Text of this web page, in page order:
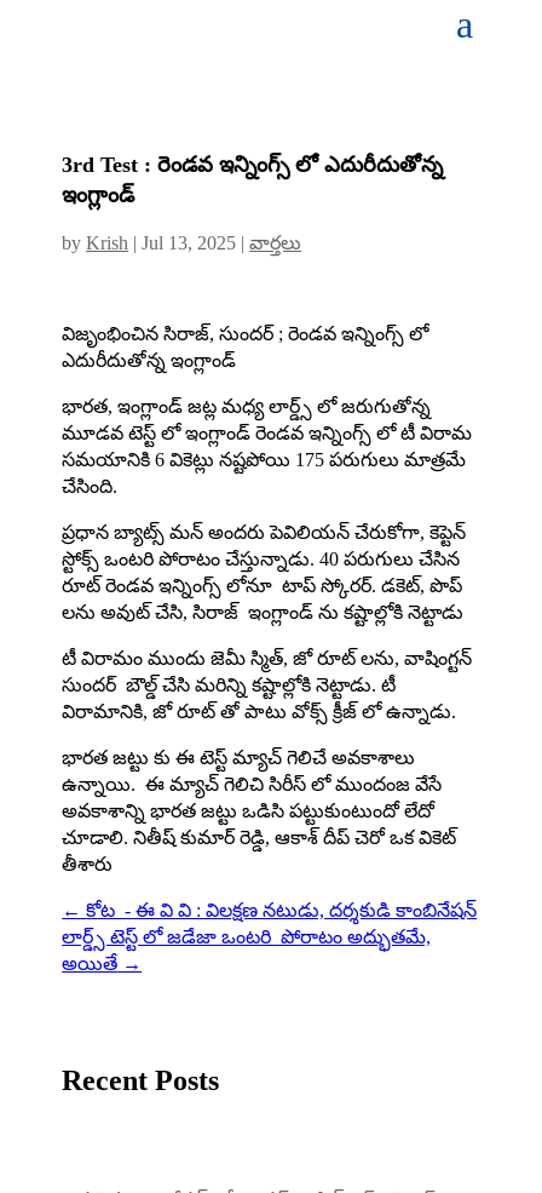
3rd Test : రెండవ ఇన్నింగ్స్ లో ఎదురీదుతోన్న
ఇంగ్లాండ్
byKrish |Jul 13, 2025 |వార్తలు
విజృంభించిన సిరాజ్, సుందర్ ; రెండవ ఇన్నింగ్స్ లో
ఎదురీదుతోన్న ఇంగ్లాండ్
భారత, ఇంగ్లాండ్ జట్ల మధ్య లార్డ్స్ లో జరుగుతోన్న
మూడవ టెస్ట్ లో ఇంగ్లాండ్ రెండవ ఇన్నింగ్స్ లో టీ విరామ
సమయానికి 6 వికెట్లు నష్టపోయి 175 పరుగులు మాత్రమే
చేసింది.
ప్రధాన బ్యాట్స్ మన్ అందరు పెవిలియన్ చేరుకోగా, కెప్టెన్
స్టోక్స్ ఒంటరి పోరాటం చేస్తున్నాడు. 40 పరుగులు చేసిన
రూట్ రెండవ ఇన్నింగ్స్ లోనూ టాప్ స్కోరర్. డకెట్, పొప్
లను అవుట్ చేసి, సిరాజ్ ఇంగ్లాండ్ ను కష్టాల్లోకి నెట్టాడు
టీ విరామం ముందు జెమీ స్మిత్, జో రూట్ లను, వాషింగ్టన్
సుందర్ బౌల్డ్ చేసి మరిన్ని కష్టాల్లోకి నెట్టాడు. టీ
విరామానికి, జో రూట్ తో పాటు వోక్స్ క్రీజ్ లో ఉన్నాడు.
భారత జట్టు కు ఈ టెస్ట్ మ్యాచ్ గెలిచే అవకాశాలు
ఉన్నాయి. ఈ మ్యాచ్ గెలిచి సిరీస్ లో ముందంజ వేసే
అవకాశాన్ని భారత జట్టు ఒడిసి పట్టుకుంటుందో లేదో
చూడాలి. నితీష్ కుమార్ రెడ్డి, ఆకాశ్ దీప్ చెరో ఒక వికెట్
తీశారు
←కోట - ఈ వి వి : విలక్షణ నటుడు, దర్శకుడి కాంబినేషన్
లార్డ్స్ టెస్ట్ లో జడేజా ఒంటరి పోరాటం అద్భుతమే,
అయితే →
Recent Posts